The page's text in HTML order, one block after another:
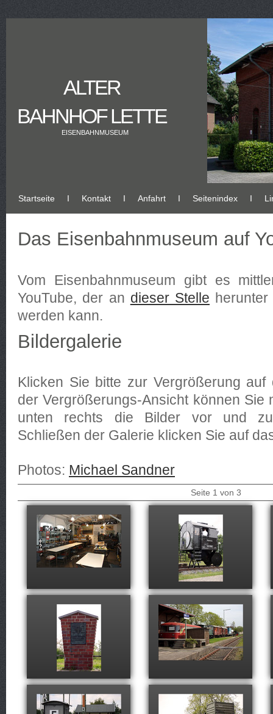
ALTER
BAHNHOF LETTE
EISENBAHNMUSEUM
Startseite Ι Kontakt Ι Anfahrt Ι Seitenindex Ι
Das Eisenbahnmuseum auf
Vom Eisenbahnmuseum gibt es
YouTube, der an dieser Stelle
werden kann.
Bildergalerie
Klicken Sie bitte zur Vergrößerung auf
der Vergrößerungs-Ansicht können Sie
unten rechts die Bilder vor und
Schließen der Galerie klicken Sie auf
Photos: Michael Sandner
Seite 1 von 3